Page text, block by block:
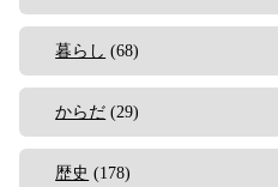
暮らし (68)
からだ (29)
歴史 (178)